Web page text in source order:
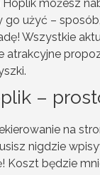
możesz
go użyć –
Wszystkie
atrakcyjne
–
na
nigdzie
Koszt będzie